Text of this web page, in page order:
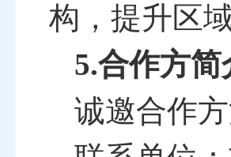
构，提升区
5.合作方简
诚邀合作